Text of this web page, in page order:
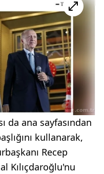
da ana sayfasından
kullanarak,
Recep
Kılıçdaroğlu'nu